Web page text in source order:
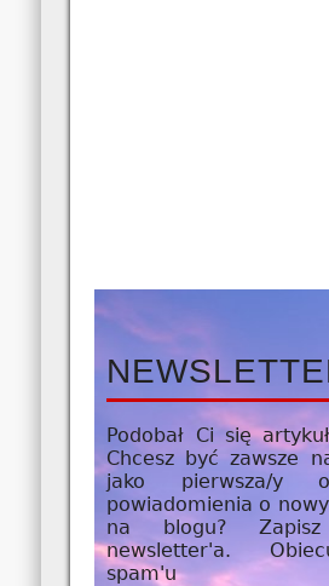
Podobał Ci się
Chcesz być zawsze
jako pierwsza/y
powiadomienia o
na blogu?
newsletter'a.
spam'u